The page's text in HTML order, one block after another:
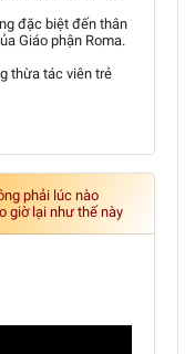
đặc biệt đến thân
Giáo phận Roma.
thừa tác viên trẻ
phải lúc nào
giờ lại như thế này